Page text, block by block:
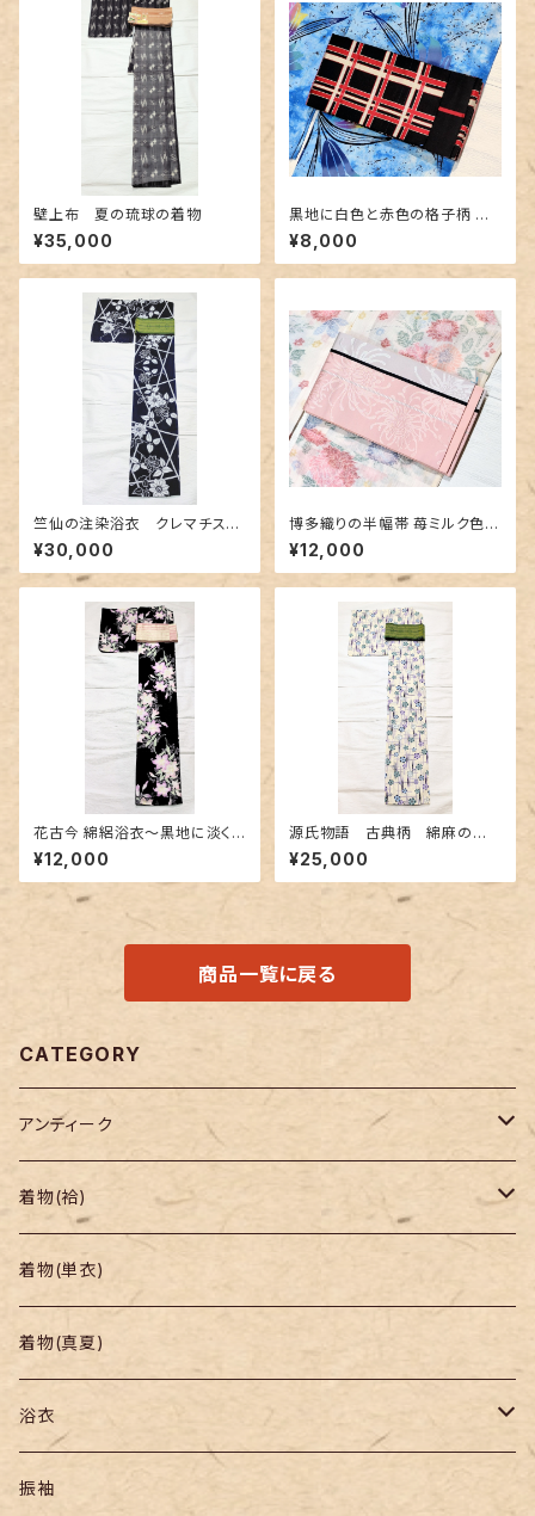
壁上布 夏の琉球の着物
¥35,000
黒地に白色と赤色の格子柄 博
多織りの半幅帯
¥8,000
竺仙の注染浴衣 クレマチス
（鉄線に竹垣）柄
¥30,000
博多織りの半幅帯 苺ミルク色に
乱菊地紋
¥12,000
花古今 綿絽浴衣～黒地に淡く
美しく咲く百合～
¥12,000
源氏物語 古典柄 綿麻の浴
衣 紅型調
¥25,000
商品一覧に戻る
CATEGORY
アンティーク
着物
帯
羽織り・道行
着物(袷)
小紋
色無地・江戸小紋
紬
訪問着・付下
着物(単衣)
着物(真夏)
浴衣
セオα・ポリ
振袖